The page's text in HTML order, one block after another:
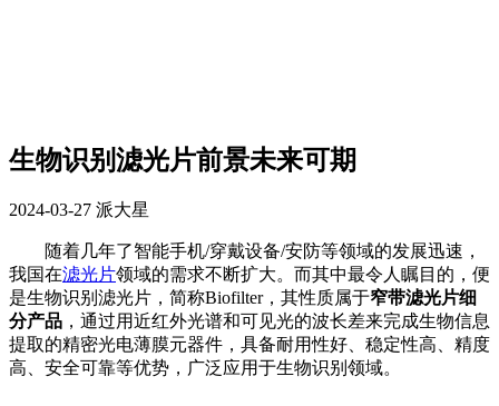
生物识别滤光片前景未来可期
2024-03-27 派大星
随着几年了智能手机/穿戴设备/安防等领域的发展迅速，
我国在滤光片领域的需求不断扩大。而其中最令人瞩目的，便
是生物识别滤光片，简称Biofilter，其性质属于窄带滤光片细
分产品 ，通过用近红外光谱和可见光的波长差来完成生物信息
提取的精密光电薄膜元器件，具备耐用性好、稳定性高、精度
高、安全可靠等优势，广泛应用于生物识别领域。